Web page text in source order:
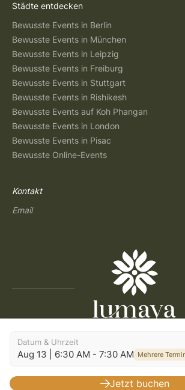
Datum & Uhrzeit
Aug 13 | 6:30 AM - 7:30 AM Mehrere
Jetzt buchen
Städte entdecken
Bewusste Events in Berlin
Bewusste Events in München
Bewusste Events in Leipzig
Bewusste Events in Freiburg
Bewusste Events in Stuttgart
Bewusste Events in Rishikesh
Bewusste Events auf Koh Phangan
Bewusste Events in London
Bewusste Events in Pisac
Bewusste Online-Events
Kontakt
Email
Allgemeine Geschäftsbedingungen|